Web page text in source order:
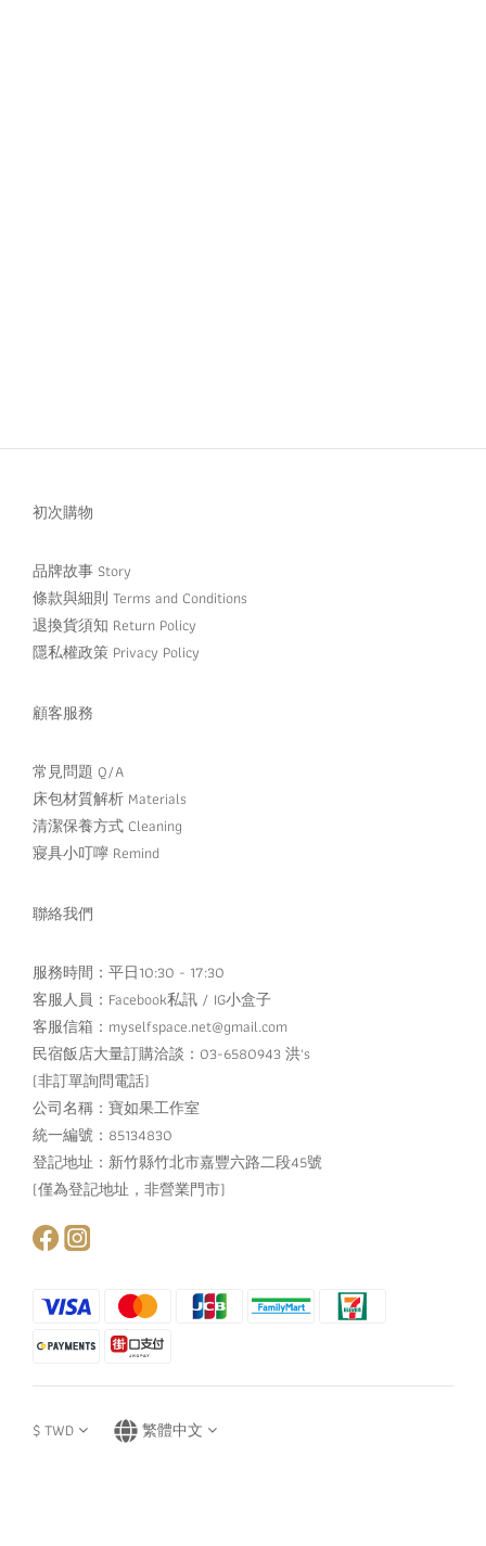
初次購物
品牌故事 Story
條款與細則 Terms and Conditions
退換貨須知 Return Policy
隱私權政策 Privacy Policy
顧客服務
常見問題 Q/A
床包材質解析 Materials
清潔保養方式 Cleaning
寢具小叮嚀 Remind
聯絡我們
服務時間：平日10:30 - 17:30
客服人員： Facebook私訊 / IG小盒子
客服信箱：myselfspace.net@gmail.com
民宿飯店大量訂購洽談：03-6580943 洪's
(非訂單詢問電話)
公司名稱：寶如果工作室
統一編號：85134830
登記地址：新竹縣竹北市嘉豐六路二段45號
(僅為登記地址，非營業門市)
$TWD 繁體中文